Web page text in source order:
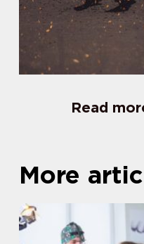
Read
More